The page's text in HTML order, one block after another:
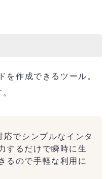
を作成できるツール。
でシンプルなインタ
するだけで瞬時に生
るので手軽な利用に